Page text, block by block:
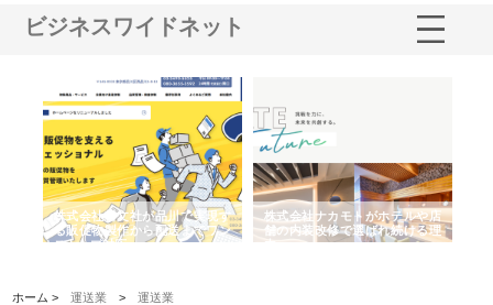
ビジネスワイドネット
株式会社耕文社が品川で実現す
る販促物製作から配送までワン
ストップ対応
株式会社ナカモトがホテルや店
舗の内装改修で選ばれ続ける理
由
ホーム >運送業 >運送業